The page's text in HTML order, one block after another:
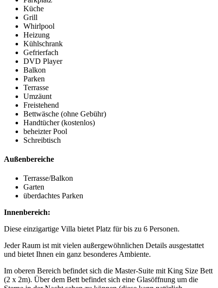
Küche
Grill
Whirlpool
Heizung
Kühlschrank
Gefrierfach
DVD Player
Balkon
Parken
Terrasse
Umzäunt
Freistehend
Bettwäsche (ohne Gebühr)
Handtücher (kostenlos)
beheizter Pool
Schreibtisch
Außenbereiche
Terrasse/Balkon
Garten
überdachtes Parken
Innenbereich:
Diese einzigartige Villa bietet Platz für bis zu 6 Personen.
Jeder Raum ist mit vielen außergewöhnlichen Details ausgestattet
und bietet Ihnen ein ganz besonderes Ambiente.
Im oberen Bereich befindet sich die Master-Suite mit King Size Bett
(2 x 2m). Über dem Bett befindet sich eine Glasöffnung um die